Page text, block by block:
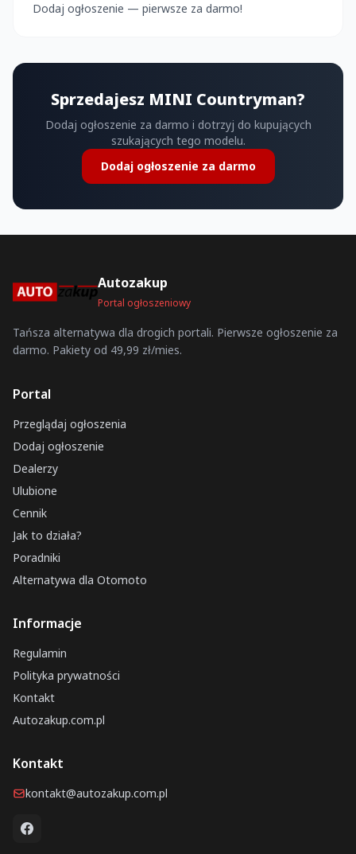
Dodaj ogłoszenie — pierwsze za darmo!
Sprzedajesz MINI Countryman?
Dodaj ogłoszenie za darmo i dotrzyj do kupujących
szukających tego modelu.
Dodaj ogłoszenie za darmo
Autozakup
Portal ogłoszeniowy
Tańsza alternatywa dla drogich portali. Pierwsze ogłoszenie za
darmo. Pakiety od 49,99 zł/mies.
Portal
Przeglądaj ogłoszenia
Dodaj ogłoszenie
Dealerzy
Ulubione
Cennik
Jak to działa?
Poradniki
Alternatywa dla Otomoto
Informacje
Regulamin
Polityka prywatności
Kontakt
Autozakup.com.pl
Kontakt
kontakt@autozakup.com.pl